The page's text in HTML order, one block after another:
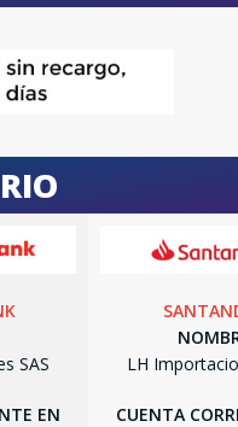
SAS
EN
LH
CUENTA